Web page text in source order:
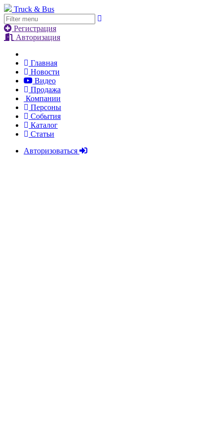
Truck & Bus
Регистрация
Авторизация
Главная
Новости
Видео
Продажа
Компании
Персоны
События
Каталог
Статьи
Авторизоваться